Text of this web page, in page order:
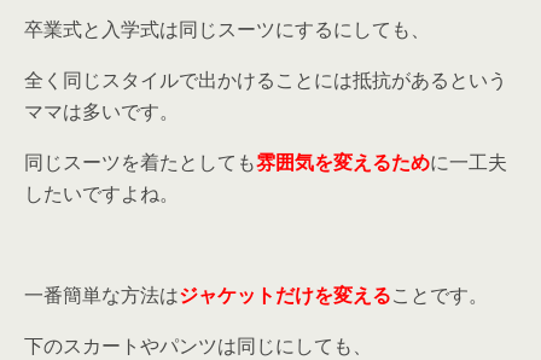
卒業式と入学式は同じスーツにするにしても、
全く同じスタイルで出かけることには抵抗があるという
ママは多いです。
同じスーツを着たとしても雰囲気を変えるために一工夫
したいですよね。
一番簡単な方法はジャケットだけを変えることです。
下のスカートやパンツは同じにしても、